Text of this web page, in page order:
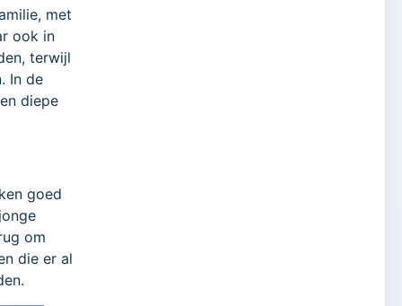
met
ook in
terwijl
In de
diepe
goed
om
die er al